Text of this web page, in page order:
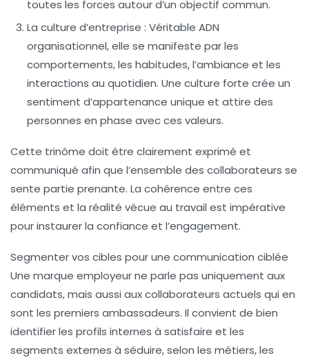
toutes les forces autour d’un objectif commun.
La culture d’entreprise : Véritable ADN
organisationnel, elle se manifeste par les
comportements, les habitudes, l’ambiance et les
interactions au quotidien. Une culture forte crée un
sentiment d’appartenance unique et attire des
personnes en phase avec ces valeurs.
Cette trinôme doit être clairement exprimé et
communiqué afin que l’ensemble des collaborateurs se
sente partie prenante. La cohérence entre ces
éléments et la réalité vécue au travail est impérative
pour instaurer la confiance et l’engagement.
Segmenter vos cibles pour une communication ciblée
Une marque employeur ne parle pas uniquement aux
candidats, mais aussi aux collaborateurs actuels qui en
sont les premiers ambassadeurs. Il convient de bien
identifier les profils internes à satisfaire et les
segments externes à séduire, selon les métiers, les